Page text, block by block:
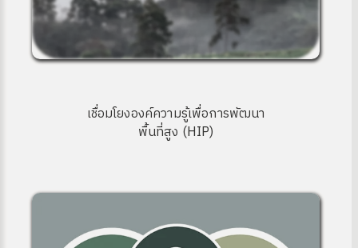
เชื่อมโยงองค์ความรู้เพื่อการพัฒนา
พื้นที่สูง (HIP)